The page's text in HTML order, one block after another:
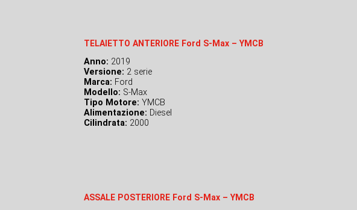
TELAIETTO ANTERIORE Ford S-Max – YMCB
Anno: 2019
Versione: 2 serie
Marca: Ford
Modello: S-Max
Tipo Motore: YMCB
Alimentazione: Diesel
Cilindrata: 2000
ASSALE POSTERIORE Ford S-Max – YMCB